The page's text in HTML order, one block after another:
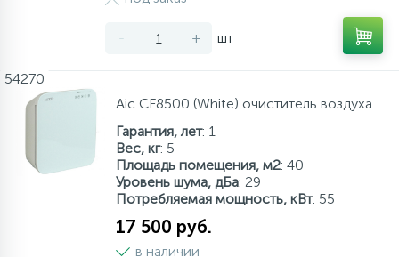
Обмен и возврат
137
Урны для мусора
Напольно-потолочные кондиционеры
Кондиционеры без наружного блока
189
Тепловые пушки
Теплогенераторы
Тепловые насосы
27
- + шт
54270
Aic CF8500 (White) очиститель воздуха
Гарантия, лет: 1
Вес, кг: 5
Площадь помещения, м2: 40
Уровень шума, дБа: 29
Потребляемая мощность, кВт: 55
17 500 руб.
в наличии